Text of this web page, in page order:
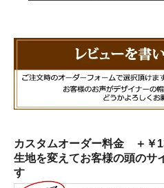
カスタムオーダー料金 ＋￥
生地を変えてお客様の頭のサ
す